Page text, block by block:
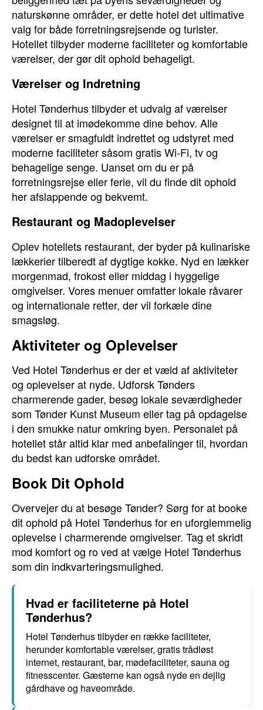
naturskønne områder, er dette hotel det ultimative
valg for både forretningsrejsende og turister.
Hotellet tilbyder moderne faciliteter og komfortable
værelser, der gør dit ophold behageligt.
Værelser og Indretning
Hotel Tønderhus tilbyder et udvalg af værelser
designet til at imødekomme dine behov. Alle
værelser er smagfuldt indrettet og udstyret med
moderne faciliteter såsom gratis Wi-Fi, tv og
behagelige senge. Uanset om du er på
forretningsrejse eller ferie, vil du finde dit ophold
her afslappende og bekvemt.
Restaurant og Madoplevelser
Oplev hotellets restaurant, der byder på kulinariske
lækkerier tilberedt af dygtige kokke. Nyd en lækker
morgenmad, frokost eller middag i hyggelige
omgivelser. Vores menuer omfatter lokale råvarer
og internationale retter, der vil forkæle dine
smagsløg.
Aktiviteter og Oplevelser
Ved Hotel Tønderhus er der et væld af aktiviteter
og oplevelser at nyde. Udforsk Tønders
charmerende gader, besøg lokale seværdigheder
som Tønder Kunst Museum eller tag på opdagelse
i den smukke natur omkring byen. Personalet på
hotellet står altid klar med anbefalinger til, hvordan
du bedst kan udforske området.
Book Dit Ophold
Overvejer du at besøge Tønder? Sørg for at booke
dit ophold på Hotel Tønderhus for en uforglemmelig
oplevelse i charmerende omgivelser. Tag et skridt
mod komfort og ro ved at vælge Hotel Tønderhus
som din indkvarteringsmulighed.
Hvad er faciliteterne på Hotel
Tønderhus?
Hotel Tønderhus tilbyder en række faciliteter,
herunder komfortable værelser, gratis trådløst
internet, restaurant, bar, mødefaciliteter, sauna og
fitnesscenter. Gæsterne kan også nyde en dejlig
gårdhave og haveområde.